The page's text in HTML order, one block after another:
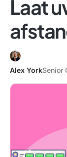
Laat
Alex YorkSenior